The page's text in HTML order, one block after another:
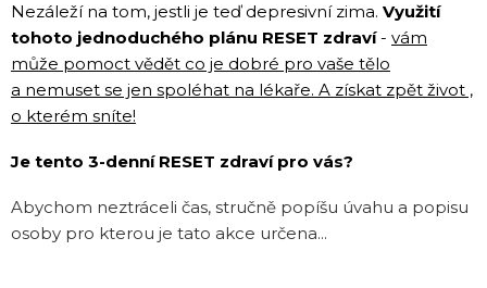
Nezáleží na tom, jestli je teď depresivní zima. Využití
tohoto jednoduchého plánu RESET zdraví- vám
může pomoct vědět co je dobré pro vaše tělo
a nemuset se jen spoléhat na lékaře. A získat zpět život ,
o kterém sníte!
Je tento 3-denní RESET zdraví pro vás?
Abychom neztráceli čas, stručně popíšu úvahu a popisu
osoby pro kterou je tato akce určena...